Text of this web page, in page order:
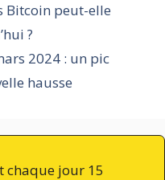
Bitcoin peut-elle
?
2024 : un pic
hausse
chaque jour 15